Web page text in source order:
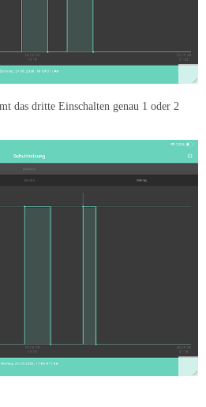
das dritte Einschalten genau 1 oder 2